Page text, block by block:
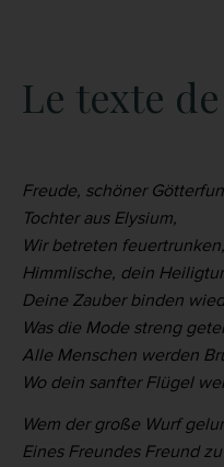
Le texte
Freude, schöner
Tochter aus Elysium,
Wir betreten feuertrunken,
Himmlische, dein
Deine Zauber binden
Was die Mode streng
Alle Menschen werden
Wo dein sanfter Flügel
Wem der große Wurf
Eines Freundes Freund